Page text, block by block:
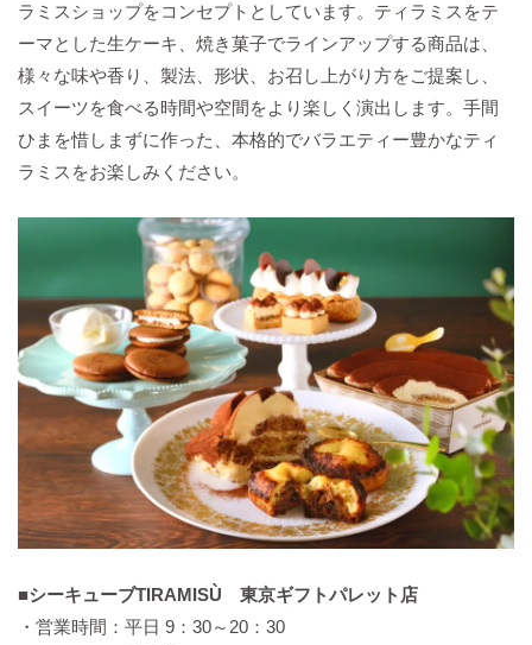
ラミスショップをコンセプトとしています。ティラミスをテ
ーマとした生ケーキ、焼き菓子でラインアップする商品は、
様々な味や香り、製法、形状、お召し上がり方をご提案し、
スイーツを食べる時間や空間をより楽しく演出します。手間
ひまを惜しまずに作った、本格的でバラエティー豊かなティ
ラミスをお楽しみください。
■シーキューブTIRAMISÙ 東京ギフトパレット店
・営業時間：平日 9：30～20：30